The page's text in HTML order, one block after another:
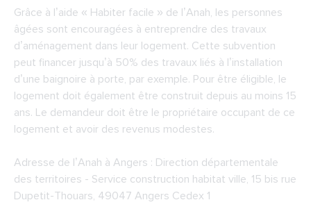
Grâce à l’aide « Habiter facile » de l’Anah, les personnes
âgées sont encouragées à entreprendre des travaux
d’aménagement dans leur logement. Cette subvention
peut financer jusqu’à 50% des travaux liés à l’installation
d’une baignoire à porte, par exemple. Pour être éligible, le
logement doit également être construit depuis au moins 15
ans. Le demandeur doit être le propriétaire occupant de ce
logement et avoir des revenus modestes.
Adresse de l’Anah à Angers : Direction départementale
des territoires - Service construction habitat ville, 15 bis rue
Dupetit-Thouars, 49047 Angers Cedex 1